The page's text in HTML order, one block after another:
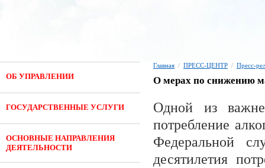
ОБ УПРАВЛЕНИИ
ГОСУДАРСТВЕННЫЕ УСЛУГИ
ОСНОВНЫЕ НАПРАВЛЕНИЯ
ДЕЯТЕЛЬНОСТИ
Главная / ПРЕСС-ЦЕНТР / Пресс-
О мерах по снижению
Одной из
потребление
Федеральной
десятилетия